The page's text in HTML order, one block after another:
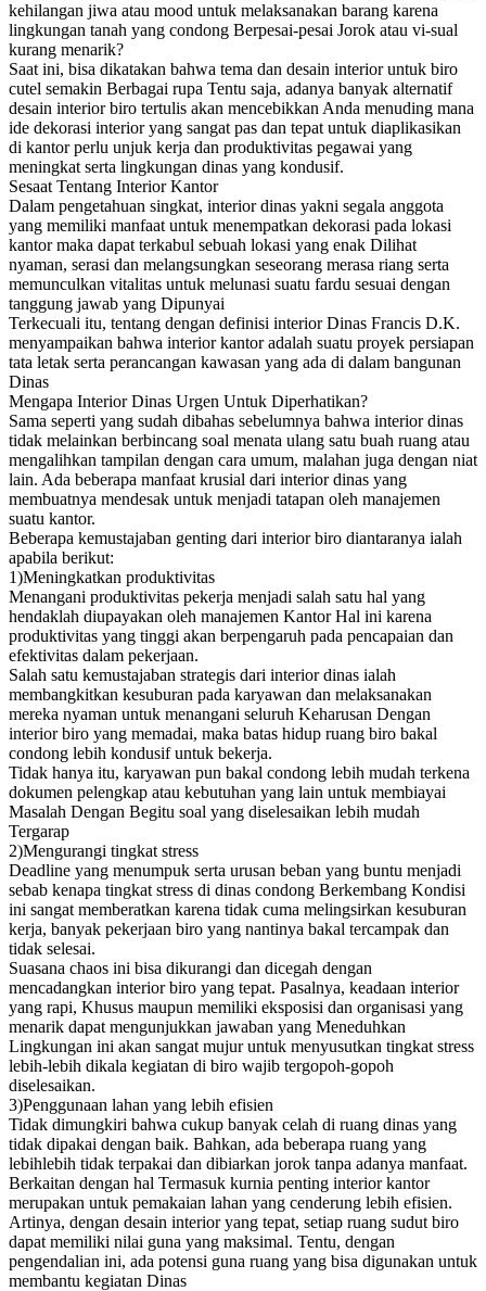
kehilangan jiwa atau mood untuk melaksanakan barang karena
lingkungan tanah yang condong Berpesai-pesai Jorok atau vi-sual
kurang menarik?
Saat ini, bisa dikatakan bahwa tema dan desain interior untuk biro
cutel semakin Berbagai rupa Tentu saja, adanya banyak alternatif
desain interior biro tertulis akan mencebikkan Anda menuding mana
ide dekorasi interior yang sangat pas dan tepat untuk diaplikasikan
di kantor perlu unjuk kerja dan produktivitas pegawai yang
meningkat serta lingkungan dinas yang kondusif.
Sesaat Tentang Interior Kantor
Dalam pengetahuan singkat, interior dinas yakni segala anggota
yang memiliki manfaat untuk menempatkan dekorasi pada lokasi
kantor maka dapat terkabul sebuah lokasi yang enak Dilihat
nyaman, serasi dan melangsungkan seseorang merasa riang serta
memunculkan vitalitas untuk melunasi suatu fardu sesuai dengan
tanggung jawab yang Dipunyai
Terkecuali itu, tentang dengan definisi interior Dinas Francis D.K.
menyampaikan bahwa interior kantor adalah suatu proyek persiapan
tata letak serta perancangan kawasan yang ada di dalam bangunan
Dinas
Mengapa Interior Dinas Urgen Untuk Diperhatikan?
Sama seperti yang sudah dibahas sebelumnya bahwa interior dinas
tidak melainkan berbincang soal menata ulang satu buah ruang atau
mengalihkan tampilan dengan cara umum, malahan juga dengan niat
lain. Ada beberapa manfaat krusial dari interior dinas yang
membuatnya mendesak untuk menjadi tatapan oleh manajemen
suatu kantor.
Beberapa kemustajaban genting dari interior biro diantaranya ialah
apabila berikut:
1)Meningkatkan produktivitas
Menangani produktivitas pekerja menjadi salah satu hal yang
hendaklah diupayakan oleh manajemen Kantor Hal ini karena
produktivitas yang tinggi akan berpengaruh pada pencapaian dan
efektivitas dalam pekerjaan.
Salah satu kemustajaban strategis dari interior dinas ialah
membangkitkan kesuburan pada karyawan dan melaksanakan
mereka nyaman untuk menangani seluruh Keharusan Dengan
interior biro yang memadai, maka batas hidup ruang biro bakal
condong lebih kondusif untuk bekerja.
Tidak hanya itu, karyawan pun bakal condong lebih mudah terkena
dokumen pelengkap atau kebutuhan yang lain untuk membiayai
Masalah Dengan Begitu soal yang diselesaikan lebih mudah
Tergarap
2)Mengurangi tingkat stress
Deadline yang menumpuk serta urusan beban yang buntu menjadi
sebab kenapa tingkat stress di dinas condong Berkembang Kondisi
ini sangat memberatkan karena tidak cuma melingsirkan kesuburan
kerja, banyak pekerjaan biro yang nantinya bakal tercampak dan
tidak selesai.
Suasana chaos ini bisa dikurangi dan dicegah dengan
mencadangkan interior biro yang tepat. Pasalnya, keadaan interior
yang rapi, Khusus maupun memiliki eksposisi dan organisasi yang
menarik dapat mengunjukkan jawaban yang Meneduhkan
Lingkungan ini akan sangat mujur untuk menyusutkan tingkat stress
lebih-lebih dikala kegiatan di biro wajib tergopoh-gopoh
diselesaikan.
3)Penggunaan lahan yang lebih efisien
Tidak dimungkiri bahwa cukup banyak celah di ruang dinas yang
tidak dipakai dengan baik. Bahkan, ada beberapa ruang yang
lebihlebih tidak terpakai dan dibiarkan jorok tanpa adanya manfaat.
Berkaitan dengan hal Termasuk kurnia penting interior kantor
merupakan untuk pemakaian lahan yang cenderung lebih efisien.
Artinya, dengan desain interior yang tepat, setiap ruang sudut biro
dapat memiliki nilai guna yang maksimal. Tentu, dengan
pengendalian ini, ada potensi guna ruang yang bisa digunakan untuk
membantu kegiatan Dinas